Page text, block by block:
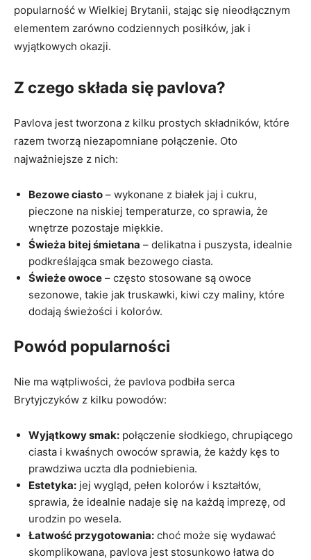
popularność w Wielkiej Brytanii, stając się nieodłącznym
elementem zarówno codziennych posiłków, jak i
wyjątkowych okazji.
Z czego składa się pavlova?
Pavlova jest tworzona z kilku prostych składników, które
razem tworzą niezapomniane połączenie. Oto
najważniejsze z nich:
Bezowe ciasto – wykonane z białek jaj i cukru,
pieczone na niskiej temperaturze, co sprawia, że
wnętrze pozostaje miękkie.
Świeża bitej śmietana – delikatna i puszysta, idealnie
podkreślająca smak bezowego ciasta.
Świeże owoce – często stosowane są owoce
sezonowe, takie jak truskawki, kiwi czy maliny, które
dodają świeżości i kolorów.
Powód popularności
Nie ma wątpliwości, że pavlova podbiła serca
Brytyjczyków z kilku powodów:
Wyjątkowy smak: połączenie słodkiego, chrupiącego
ciasta i kwaśnych owoców sprawia, że każdy kęs to
prawdziwa uczta dla podniebienia.
Estetyka: jej wygląd, pełen kolorów i kształtów,
sprawia, że idealnie nadaje się na każdą imprezę, od
urodzin po wesela.
Łatwość przygotowania: choć może się wydawać
skomplikowana, pavlova jest stosunkowo łatwa do